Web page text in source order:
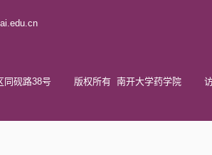
区同砚路38号 版权所有 南开大学药学院 访